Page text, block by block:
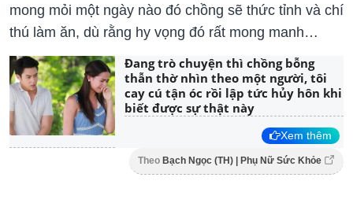
mong mỏi một ngày nào đó chồng sẽ thức tỉnh và chí
thú làm ăn, dù rằng hy vọng đó rất mong manh…
Đang trò chuyện thì chồng bỗng
thẫn thờ nhìn theo một người, tôi
cay cú tận óc rồi lập tức hủy hôn khi
biết được sự thật này
Xem thêm
Theo Bạch Ngọc (TH) | Phụ Nữ Sức Khỏe